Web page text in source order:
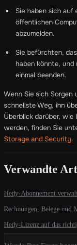
Sie haben sich auf
öffentlichen
abzumelden.
Sie befürchten,
haben könnte,
einmal beenden.
Wenn Sie sich Sorgen
schnellste Weg, ihn
Überblick darüber,
werden, finden Sie
Storage and Security.
Verwandte
Hedy-Abonnement
Rechnungen, Belege
Hedy-Lizenz auf das